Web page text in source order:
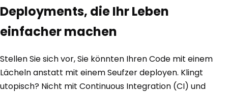
Deployments, die Ihr Leben
einfacher machen
Stellen Sie sich vor, Sie könnten Ihren Code mit einem
Lächeln anstatt mit einem Seufzer deployen. Klingt
utopisch? Nicht mit Continuous Integration (CI) und